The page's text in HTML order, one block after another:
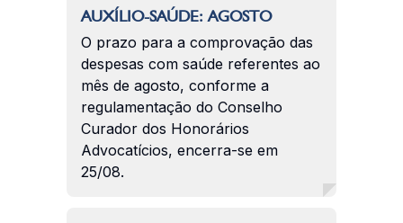
AUXÍLIO-SAÚDE: AGOSTO
O prazo para a comprovação das
despesas com saúde referentes ao
mês de agosto, conforme a
regulamentação do Conselho
Curador dos Honorários
Advocatícios, encerra-se em
25/08.